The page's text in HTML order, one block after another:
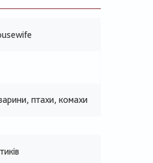
птахи, комахи